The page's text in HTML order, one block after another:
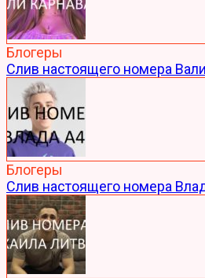
Блогеры
Слив настоящего номера
Блогеры
Слив настоящего номера